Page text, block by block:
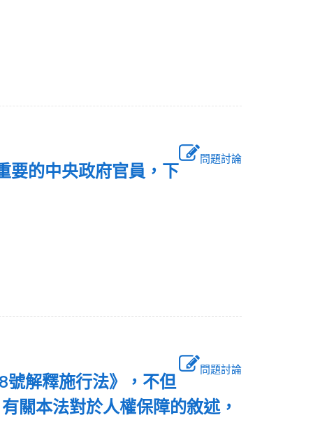
問題討論
要的中央政府官員，下
問題討論
號解釋施行法》，不但
關本法對於人權保障的敘述，